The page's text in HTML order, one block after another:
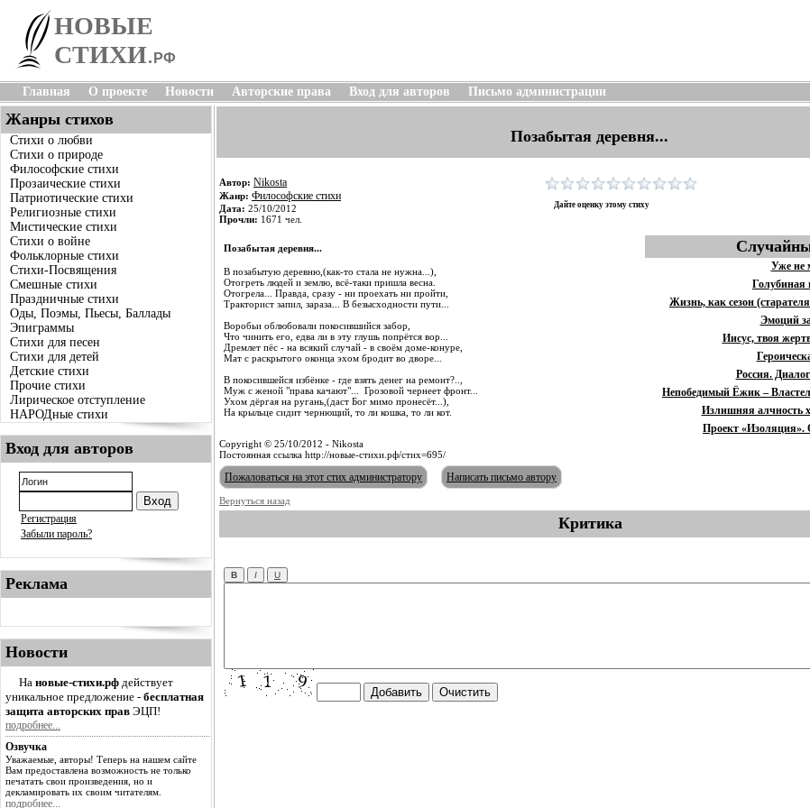
НОВЫЕ
СТИХИ. РФ
Главная О проекте Новости Авторские права Вход для авторов Письмо администрации
Жанры стихов
Стихи о любви
Стихи о природе
Философские стихи
Прозаические стихи
Патриотические стихи
Религиозные стихи
Мистические стихи
Стихи о войне
Фольклорные стихи
Стихи-Посвящения
Смешные стихи
Праздничные стихи
Оды, Поэмы, Пьесы, Баллады
Эпиграммы
Стихи для песен
Стихи для детей
Детские стихи
Прочие стихи
Лирическое отступление
НАРОДные стихи
Вход для авторов
Регистрация
Забыли пароль?
Реклама
Новости
На новые-стихи.рф действует
уникальное предложение - бесплатная
защита авторских прав ЭЦП!
подробнее...
Озвучка
Уважаемые, авторы! Теперь на нашем сайте
Вам предоставлена возможность не только
печатать свои произведения, но и
декламировать их своим читателям.
подробнее...
Позабытая деревня...
Автор: Nikosta
Жанр: Философские стихи
Дата: 25/10/2012
Прочли: 1671 чел.
Дайте оценку этому стиху
Позабытая деревня...
В позабытую деревню,(как-то стала не нужна...),
Отогреть людей и землю, всё-таки пришла весна.
Отогрела... Правда, сразу - ни проехать ни пройти,
Тракторист запил, зараза... В безысходности пути...
Воробьи облюбовали покосившийся забор,
Что чинить его, едва ли в эту глушь попрётся вор...
Дремлет пёс - на всякий случай - в своём доме-конуре,
Мат с раскрытого оконца эхом бродит во дворе...
В покосившейся избёнке - где взять денег на ремонт?..,
Муж с женой "права качают"... Грозовой чернеет фронт...
Ухом дёргая на ругань,(даст Бог мимо пронесёт...),
На крыльце сидит чернющий, то ли кошка, то ли кот.
Уже не
Голубиная
Жизнь, как сезон
Эмоций
Иисус, твоя
Россия.
Непобедимый Ёжик –
Излишняя алчность
Проект «Изоляция».
Copyright © 25/10/2012 - Nikosta
Постоянная ссылка http://новые-стихи.рф/стих=695/
Пожаловаться на этот стих администратору Написать письмо автору
Вернуться назад
Критика